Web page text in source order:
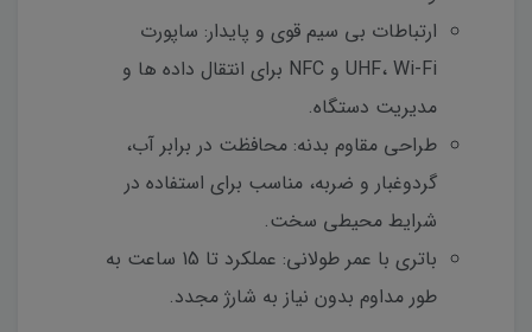
ارتباطات بی سیم قوی و پایدار: ساپورت
UHF، Wi-Fi و NFC برای انتقال داده ها و
مدیریت دستگاه.
طراحی مقاوم بدنه: محافظت در برابر آب،
گردوغبار و ضربه، مناسب برای استفاده در
شرایط محیطی سخت.
باتری با عمر طولانی: عملکرد تا 15 ساعت به
طور مداوم بدون نیاز به شارژ مجدد.